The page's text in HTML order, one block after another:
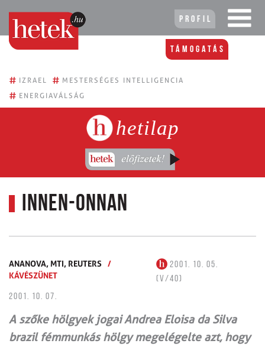
Profil
Támogatás
# IZRAEL # MESTERSÉGES INTELLIGENCIA
# ENERGIAVÁLSÁG
hetilap
INNEN-ONNAN
ANANOVA, MTI, REUTERS /
KÁVÉSZÜNET
2001. 10. 05.
(V/40)
2001. 10. 07.
A szőke hölgyek jogai Andrea Eloisa da Silva
brazil fémmunkás hölgy megelégelte azt, hogy